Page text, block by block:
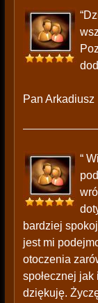
Pan Arkadiusz
“
bardziej
jest mi
otoczenia
społecznej
dziękuję.